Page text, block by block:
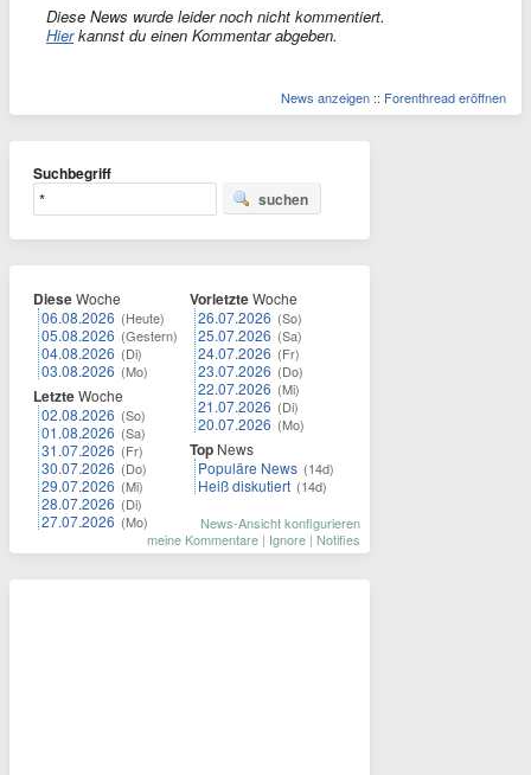
Diese News wurde leider noch nicht kommentiert.
Hierkannst du einen Kommentar abgeben.
News anzeigen :: Forenthread eröffnen
Suchbegriff
suchen
DieseWoche
06.08.2026 (Heute)
05.08.2026 (Gestern)
04.08.2026 (Di)
03.08.2026 (Mo)
LetzteWoche
02.08.2026 (So)
01.08.2026 (Sa)
31.07.2026 (Fr)
30.07.2026 (Do)
29.07.2026 (Mi)
28.07.2026 (Di)
27.07.2026 (Mo)
VorletzteWoche
26.07.2026 (So)
25.07.2026 (Sa)
24.07.2026 (Fr)
23.07.2026 (Do)
22.07.2026 (Mi)
21.07.2026 (Di)
20.07.2026 (Mo)
Top News
Populäre News (14d)
Heiß diskutiert (14d)
News-Ansicht konfigurieren
meine Kommentare | Ignore | Notifies